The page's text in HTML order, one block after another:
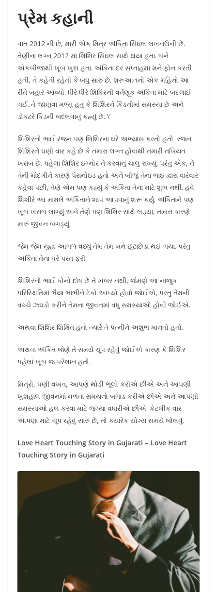
પ્રેમ કહાની
વાત 2012 ની છે, મારી એક મિત્ર અંકિતા સિંઘલ લખનઉની છે.
તેણીના લગ્ન 2012 માં શિશિર સિંઘલ સાથે થયા હતા. બંને
એકબીજાથી ખૂબ ખુશ હતા. અંકિતા દર સપ્તાહમાં મને ફોન કરતી
હતી, તે કહેતી રહેતી કે બધુ સારું છે. શરૂઆતનો એક મહિનો આ
રીતે બહાર આવ્યો. ધીરે ધીરે શિંકિરની વર્તણૂક અંકિતા માટે બદલાઈ
ગઈ. તે જાણવા મળ્યું હતું કે શિશિરને કિડનીમાં સમસ્યા છે અને
ડોક્ટરે કિડની બદલવાનું કહ્યું છે. \’
શિશિરનો ભાઈ રંજન પણ શિશિરના ઘરે અભ્યાસ કરતો હતો. રંજન
શિશિરને ઘણી વાર કહે છે કે તમારા લગ્ન હોવાથી તમારી તબિયત
ખરાબ છે. પહેલા શિશિર ઇગ્નોર તે કરવાનું ચાલુ રાખ્યું. પરંતુ એક, તે
તેની માંદગીને કારણે પેરાનોઇડ હતો અને બીજું તેના ભાઇ દ્વારા વારંવાર
કહેવા પછી, તેણે એમ પણ કહ્યું કે અંકિતા તેના માટે શુભ નથી. હવે
શિશીરે આ મામલે અંકિતાને શાપ આપવાનું શરૂ કર્યું. અંકિતાને પણ
ખૂબ ખરાબ લાગ્યું અને તેણે પણ શિશિર સાથે લડ્યા, તમારા કારણે
મારું જીવન બગડ્યું.
જેમ જેમ યુદ્ધ આગળ વધ્યું તેમ તેમ બંને છૂટાછેડા થઈ ગયા. પરંતુ
અંકિતા તેના ઘરે પરત ફરી.
શિશિરનો ભાઈ કોનો દોષ છે તે ખબર નથી, જેમણે આ નાજુક
પરિસ્થિતિમાં ભૈયા ભાભીને ટેકો આપ્યો હોવો જોઈએ, પરંતુ તેમની
વચ્ચે ઝઘડો કરીને તેમના જીવનમાં વધુ સમસ્યાઓ હોવી જોઈએ.
અથવા શિશિર શિક્ષિત હતો ત્યારે તે પત્નીને અશુભ માનતો હતો.
અથવા અંકિત જેણે તે સમયે ચૂપ રહેવું જોઈએ કારણ કે શિશિર
પહેલાં ખૂબ જ પરેશાન હતો.
મિત્રો, ઘણી વખત, આપણે થોડી ભૂલો કરીએ છીએ અને આપણી
ખુશહાલ જીવનમાં મળતા સમયનો બગાડ કરીએ છીએ અને આપણી
સમસ્યાઓ હલ કરવા માટે જગ્યા વધારીએ છીએ. કેટલીક વાર
આપણા માટે ચૂપ રહેવું સારું છે, તો ક્યારેક યોગ્ય સમયે બોલવું.
Love Heart Touching Story in Gujarati – Love Heart
Touching Story in Gujarati